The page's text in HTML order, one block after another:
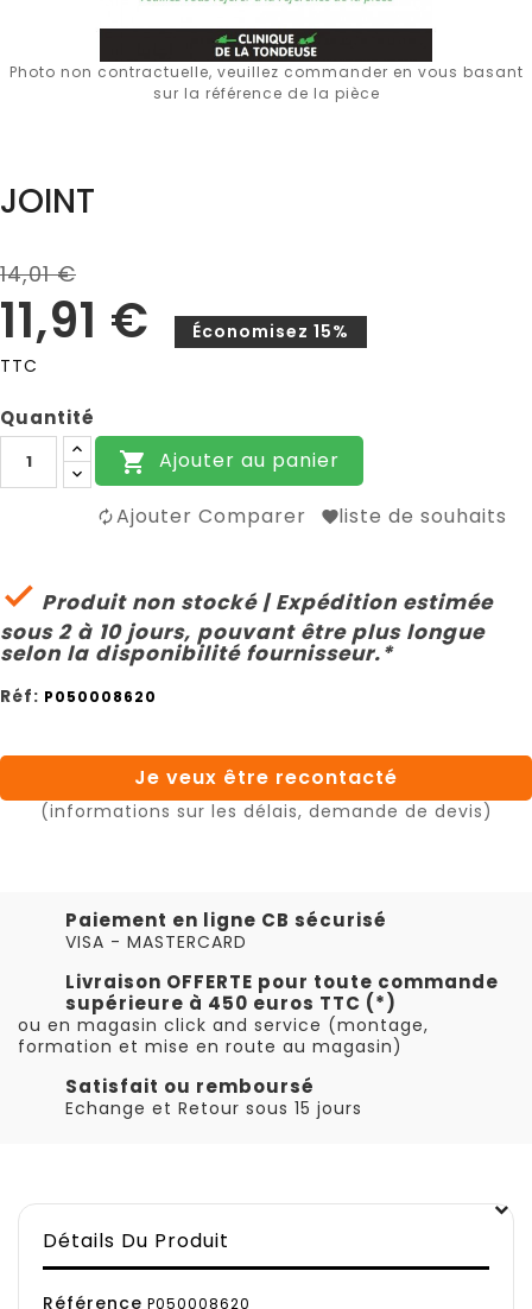
Photo non contractuelle, veuillez commander en vous basant
sur la référence de la pièce
JOINT
14,01 €
11,91 €
Économisez 15%
TTC
Quantité
 Ajouter au panier
Ajouter Comparer liste de souhaits
 Produit non stocké | Expédition estimée
sous 2 à 10 jours, pouvant être plus longue
selon la disponibilité fournisseur.*
Réf: P050008620
Je veux être recontacté
(informations sur les délais, demande de devis)
Paiement en ligne CB sécurisé
VISA - MASTERCARD
Livraison OFFERTE pour toute commande
supérieure à 450 euros TTC (*)
ou en magasin click and service (montage,
formation et mise en route au magasin)
Satisfait ou remboursé
Echange et Retour sous 15 jours
Détails Du Produit
Référence P050008620